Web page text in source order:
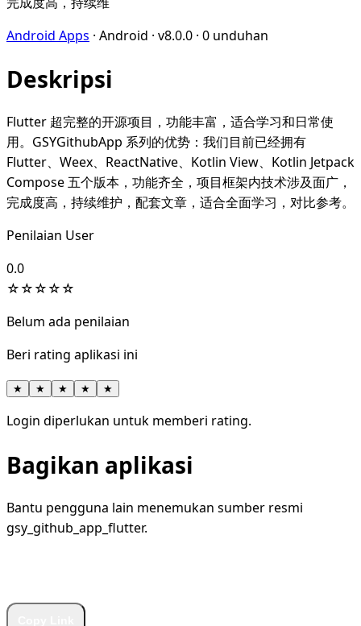
Android Apps · Android · v8.0.0 · 0 unduhan
Deskripsi
Flutter 超完整的开源项目，功能丰富，适合学习和日常使
用。GSYGithubApp 系列的优势：我们目前已经拥有
Flutter、Weex、ReactNative、Kotlin View、Kotlin Jetpack
Compose 五个版本，功能齐全，项目框架内技术涉及面广，
完成度高，持续维护，配套文章，适合全面学习，对比参考。
Penilaian User
0.0
☆☆☆☆☆
Belum ada penilaian
Beri rating aplikasi ini
★ ★ ★ ★ ★
Login diperlukan untuk memberi rating.
Bagikan aplikasi
Bantu pengguna lain menemukan sumber resmi
gsy_github_app_flutter.